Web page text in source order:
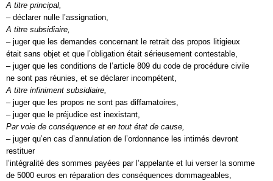
A titre principal,
– déclarer nulle l’assignation,
A titre subsidiaire,
– juger que les demandes concernant le retrait des propos litigieux
était sans objet et que l’obligation était sérieusement contestable,
– juger que les conditions de l’article 809 du code de procédure civile
ne sont pas réunies, et se déclarer incompétent,
A titre infiniment subsidiaire,
– juger que les propos ne sont pas diffamatoires,
– juger que le préjudice est inexistant,
Par voie de conséquence et en tout état de cause,
– juger qu’en cas d’annulation de l’ordonnance les intimés devront
restituer
l’intégralité des sommes payées par l’appelante et lui verser la somme
de 5000 euros en réparation des conséquences dommageables,